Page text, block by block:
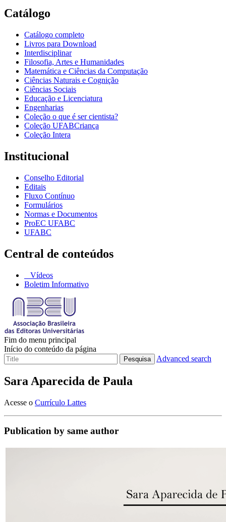
Catálogo
Catálogo completo
Livros para Download
Interdisciplinar
Filosofia, Artes e Humanidades
Matemática e Ciências da Computação
Ciências Naturais e Cognição
Ciências Sociais
Educação e Licenciatura
Engenharias
Coleção o que é ser cientista?
Coleção UFABCriança
Coleção Intera
Institucional
Conselho Editorial
Editais
Fluxo Contínuo
Formulários
Normas e Documentos
ProEC UFABC
UFABC
Central de conteúdos
Vídeos
Boletim Informativo
Fim do menu principal
Início do conteúdo da página
Pesquisa Advanced search
Sara Aparecida de Paula
Acesse o Currículo Lattes
Publication by same author